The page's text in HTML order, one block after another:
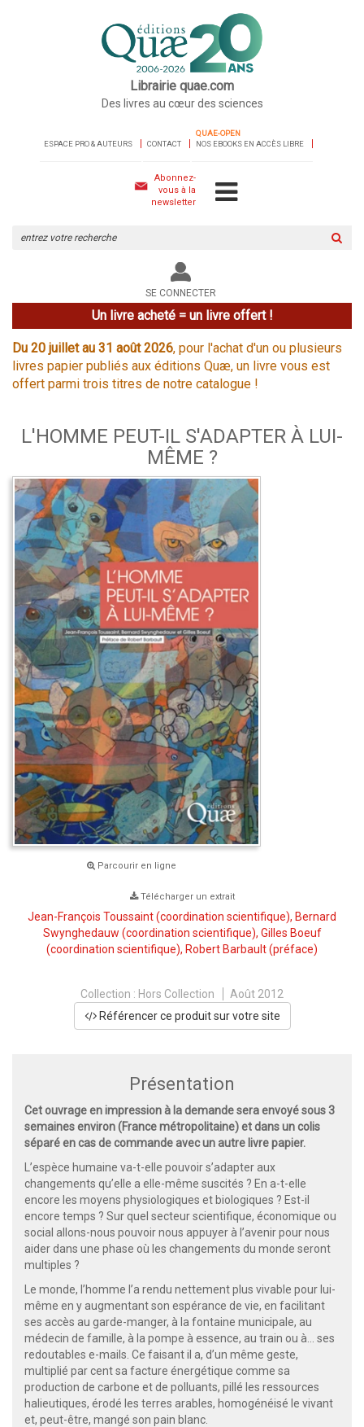
Librairie quae.com
Des livres au cœur des sciences
ESPACE PRO & AUTEURS CONTACT
QUAE-OPEN
NOS EBOOKS EN ACCÈS LIBRE
Abonnez-
vous à la
newsletter
le
site
SE CONNECTER
Un livre acheté = un livre offert !
Du 20 juillet au 31 août 2026, pour l'achat d'un ou plusieurs
livres papier publiés aux éditions Quæ, un livre vous est
offert parmi trois titres de notre catalogue !
L'HOMME PEUT-IL S'ADAPTER À LUI-
MÊME ?
Parcourir en ligne
Télécharger un extrait
Jean-François Toussaint(coordination scientifique), Bernard
Swynghedauw (coordination scientifique), Gilles Boeuf
(coordination scientifique), Robert Barbault(préface)
Collection : Hors Collection
Août 2012
Référencer ce produit sur votre site
Présentation
Cet ouvrage en impression à la demande sera envoyé sous 3
semaines environ (France métropolitaine) et dans un colis
séparé en cas de commande avec un autre livre papier.
L’espèce humaine va-t-elle pouvoir s’adapter aux
changements qu’elle a elle-même suscités ? En a-t-elle
encore les moyens physiologiques et biologiques ? Est-il
encore temps ? Sur quel secteur scientifique, économique ou
social allons-nous pouvoir nous appuyer à l’avenir pour nous
aider dans une phase où les changements du monde seront
multiples ?
Le monde, l’homme l’a rendu nettement plus vivable pour lui-
même en y augmentant son espérance de vie, en facilitant
ses accès au garde-manger, à la fontaine municipale, au
médecin de famille, à la pompe à essence, au train ou à… ses
redoutables e-mails. Ce faisant il a, d’un même geste,
multiplié par cent sa facture énergétique comme sa
production de carbone et de polluants, pillé les ressources
halieutiques, érodé les terres arables, homogénéisé le vivant
et, peut-être, mangé son pain blanc.